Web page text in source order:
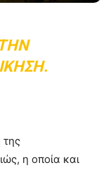
η οποία και